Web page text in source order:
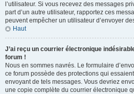
l’utilisateur. Si vous recevez des messages
part d’un autre utilisateur, rapportez ces
peuvent empêcher un utilisateur d’envoyer
Haut
J’ai reçu un courrier électronique
forum !
Nous en sommes navrés. Le formulaire
ce forum possède des protections qui
envoyant de tels messages. Vous devriez
une copie complète du courrier électronique